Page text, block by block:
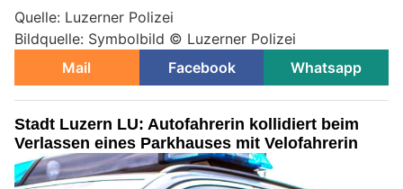
Quelle: Luzerner Polizei
Bildquelle: Symbolbild © Luzerner Polizei
Mail
Facebook Whatsapp
Stadt Luzern LU: Autofahrerin kollidiert beim
Verlassen eines Parkhauses mit Velofahrerin